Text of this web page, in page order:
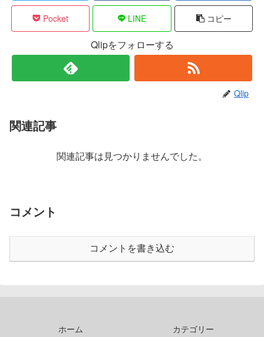
Pocket LINE コピー
Qlipをフォローする
Qlip
関連記事
関連記事は見つかりませんでした。
コメント
コメントを書き込む
ホーム
カテゴリー